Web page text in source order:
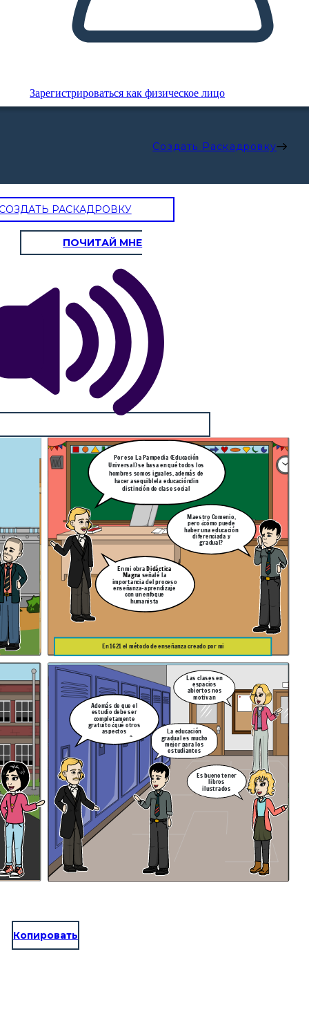
Зарегистрироваться как физическое лицо
Создать Раскадровку
СОЗДАТЬ РАСКАДРОВКУ
ПОЧИТАЙ МНЕ
Por eso La Pampedia (Educación
Universal) se basa en qué todos los
hombres somos iguales, además de
hacer asequiblela educacióndin
distinción de clase social
En 1621 el método de enseñanza creado por mi
Además de que el
estudio debe ser
completamente
gratuito ¿qué otros
aspectos
proponemos?
Las clases en
espacios
abiertos nos
motivan
Es bueno tener
libros
ilustrados
La educación
gradual es mucho
mejor para los
estudiantes
En mi obraDidáctica
Magna señalé la
importancia del proceso
enseñanza-aprendizaje
con un enfoque
humanista
Maestro Comenio,
pero ¿cómo puede
haber una educación
diferenciada y
gradual?
Копировать